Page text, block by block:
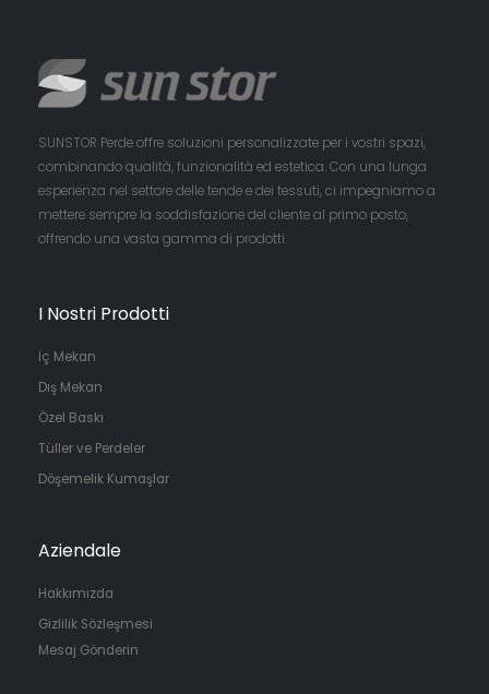
SUNSTOR Perde offre soluzioni personalizzate per i vostri spazi,
combinando qualità, funzionalità ed estetica. Con una lunga
esperienza nel settore delle tende e dei tessuti, ci impegniamo a
mettere sempre la soddisfazione del cliente al primo posto,
offrendo una vasta gamma di prodotti.
I Nostri Prodotti
İç Mekan
Dış Mekan
Özel Baskı
Tüller ve Perdeler
Döşemelik Kumaşlar
Aziendale
Hakkımızda
Gizlilik Sözleşmesi
Mesaj Gönderin